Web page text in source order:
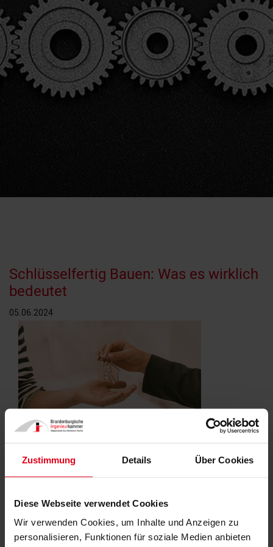
Zustimmung Details Über Cookies
Diese Webseite verwendet Cookies
Wir verwenden Cookies, um Inhalte und Anzeigen zu
personalisieren, Funktionen für soziale Medien anbieten
Schlüsselfertig Bauen: Was es wirklich
bedeutet
05.06.2024
Für Bauherren ist der Begriff "schlüsselfertig" oft
Bauprojekts. Doch was genau bedeutet es, wenn ein
Bauunternehmen verspricht, schlüsselfertig zu bauen? Ein
aktuelles Urteil des OLG Braunschweig sowie ein